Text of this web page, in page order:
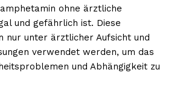
ohne ärztliche
und gefährlich ist. Diese
nur unter ärztlicher Aufsicht und
verwendet werden, um das
und Abhängigkeit zu